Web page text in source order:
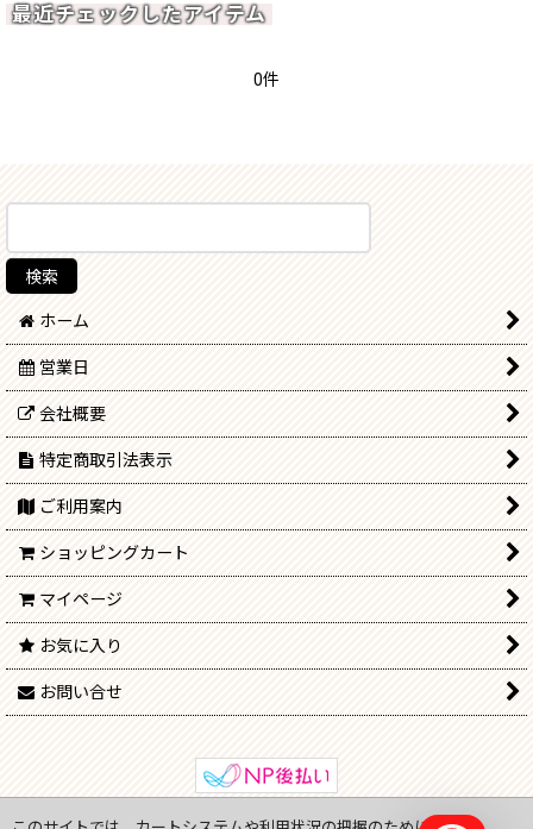
最近チェックしたアイテム
0件
ホーム
営業日
会社概要
特定商取引法表示
ご利用案内
ショッピングカート
マイページ
お気に入り
お問い合せ